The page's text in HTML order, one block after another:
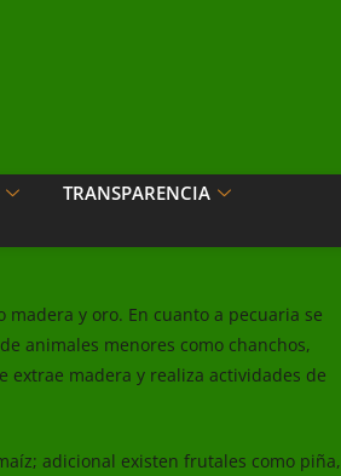
TRANSPARENCIA
y oro. En cuanto a pecuaria se
animales menores como chanchos,
extrae madera y realiza actividades de
adicional existen frutales como piña,